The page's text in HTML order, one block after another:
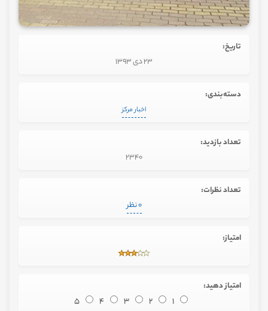
تاریخ:
23 دی 1393
دسته‌بندی:
اخبار مرکز
تعداد بازدید:
2340
تعداد نظرات:
0 نظر
امتیاز:
امتیاز دهید:
1
2
3
4
5